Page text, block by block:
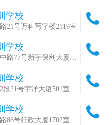
学校
21号万科写字楼2119室
学校
路77号新宇保利大厦
学校
21号宇洋大厦501室
学校
86号行政大厦1702室